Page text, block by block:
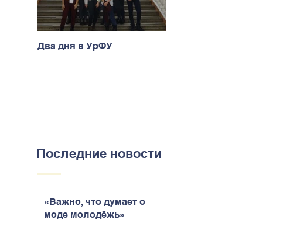
Два дня в УрФУ
Последние новости
«Важно, что думает о
моде молодёжь»